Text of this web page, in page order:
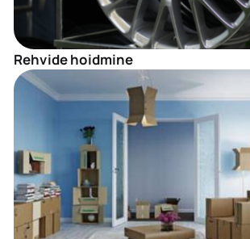
Rehvide hoidmine